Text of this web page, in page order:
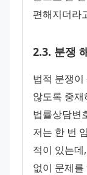
편해지더라
2.3. 분쟁
법적 분쟁
않도록 중
법률상담변
저는 한 번
적이 있는
없이 문제